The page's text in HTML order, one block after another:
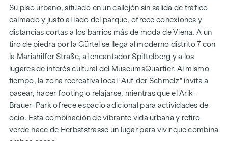
Superficie habitable de aprox. 30 a 130 m²
Pisos de 1 a 4 habitaciones
Jardines, balcones, logias y terrazas
Grandes alturas
Aparcamiento subterráneo | e-mobility
Tranquilo patio interior
Sistema fotovoltaico en el tejado
Sala común
LLEGAR A CASA
En Herbststrasse le espera una experiencia vital única que
Su piso urbano, situado en un callejón sin salida de tráfico
calmado y justo al lado del parque, ofrece conexiones y
distancias cortas a los barrios más de moda de Viena. A un
tiro de piedra por la Gürtel se llega al moderno distrito 7 con
la Mariahilfer Straße, al encantador Spittelberg y a los
lugares de interés cultural del MuseumsQuartier. Al mismo
tiempo, la zona recreativa local "Auf der Schmelz" invita a
pasear, hacer footing o relajarse, mientras que el Arik-
Brauer-Park ofrece espacio adicional para actividades de
ocio. Esta combinación de vibrante vida urbana y retiro
verde hace de Herbststrasse un lugar para vivir que combina